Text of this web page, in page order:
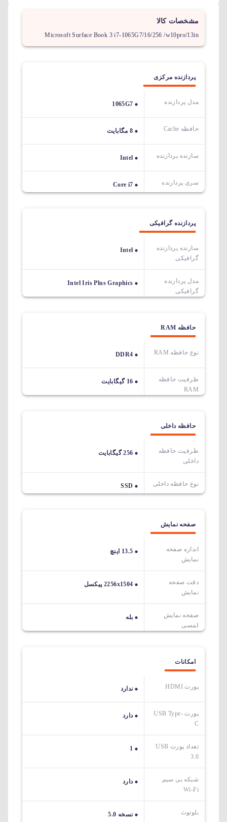
مشخصات کالا
Microsoft Surface Book 3 i7-1065G7/16/256 /w10pro/13in
پردازنده مرکزی
مدل پردازنده 1065G7
حافظه Cache 8 مگابایت
سازنده پردازنده Intel
سری پردازنده Core i7
پردازنده گرافیکی
سازنده پردازنده
گرافیکی
Intel
مدل پردازنده
گرافیکی
Intel Iris Plus Graphics
حافظه RAM
نوع حافظه RAM DDR4
ظرفیت حافظه
RAM
16 گیگابایت
حافظه داخلی
ظرفیت حافظه
داخلی
256 گیگابایت
نوع حافظه داخلی SSD
صفحه نمایش
اندازه صفحه
نمایش
13.5 اینچ
دقت صفحه
نمایش
2256x1504 پیکسل
صفحه نمایش
لمسی
بله
امکانات
پورت HDMI ندارد
پورت USB Type-
C
دارد
تعداد پورت USB
3.0
1
شبکه بی سیم
Wi-Fi
دارد
بلوتوث نسخه 5.0